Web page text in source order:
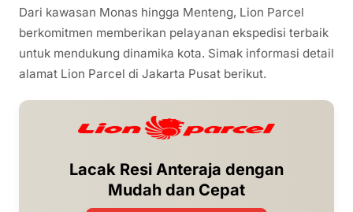
Dari kawasan Monas hingga Menteng, Lion Parcel
berkomitmen memberikan pelayanan ekspedisi terbaik
untuk mendukung dinamika kota. Simak informasi detail
alamat Lion Parcel di Jakarta Pusat berikut.
Lacak Resi Anteraja dengan
Mudah dan Cepat